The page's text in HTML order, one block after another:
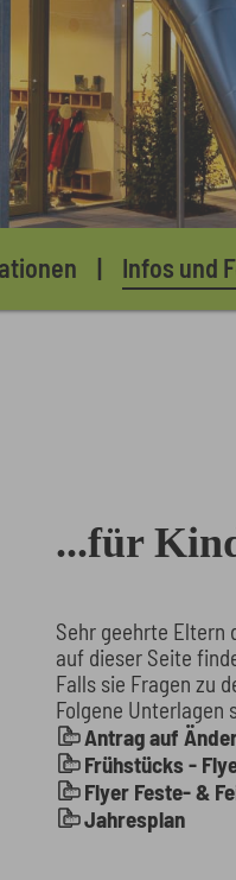
Infos und
...für
Sehr geehrte Eltern
auf dieser Seite
Falls sie Fragen zu
Folgene Unterlagen
Antrag auf
Frühstücks -
Flyer Feste- &
Jahresplan